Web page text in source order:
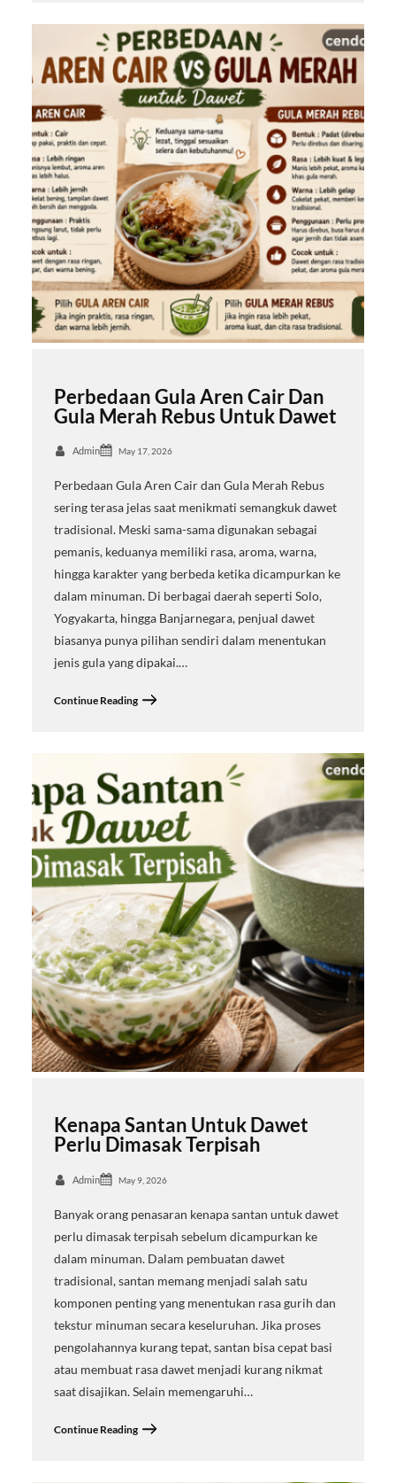
Perbedaan Gula Aren Cair Dan
Gula Merah Rebus Untuk Dawet
Admin May 17, 2026
Perbedaan Gula Aren Cair dan Gula Merah Rebus
sering terasa jelas saat menikmati semangkuk dawet
tradisional. Meski sama-sama digunakan sebagai
pemanis, keduanya memiliki rasa, aroma, warna,
hingga karakter yang berbeda ketika dicampurkan ke
dalam minuman. Di berbagai daerah seperti Solo,
Yogyakarta, hingga Banjarnegara, penjual dawet
biasanya punya pilihan sendiri dalam menentukan
jenis gula yang dipakai.…
Continue Reading
Kenapa Santan Untuk Dawet
Perlu Dimasak Terpisah
Admin May 9, 2026
Banyak orang penasaran kenapa santan untuk dawet
perlu dimasak terpisah sebelum dicampurkan ke
dalam minuman. Dalam pembuatan dawet
tradisional, santan memang menjadi salah satu
komponen penting yang menentukan rasa gurih dan
tekstur minuman secara keseluruhan. Jika proses
pengolahannya kurang tepat, santan bisa cepat basi
atau membuat rasa dawet menjadi kurang nikmat
saat disajikan. Selain memengaruhi…
Continue Reading